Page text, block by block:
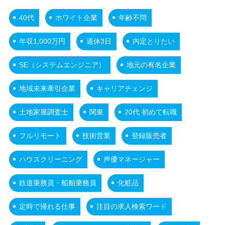
40代 ホワイト企業 年齢不問
年収1,000万円 週休3日 内定とりたい
SE（システムエンジニア） 地元の有名企業
地域未来牽引企業 キャリアチェンジ
土地家屋調査士 関東 20代 初めて転職
フルリモート 技術営業 登録販売者
ハウスクリーニング 声優マネージャー
鉄道乗務員・船舶乗務員 化粧品
定時で帰れる仕事 注目の求人検索ワード